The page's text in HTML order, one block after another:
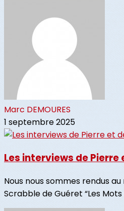
Marc DEMOURES
1 septembre 2025
Les interviews de Pierre
Nous nous sommes rendus
Scrabble de Guéret “Les Mots